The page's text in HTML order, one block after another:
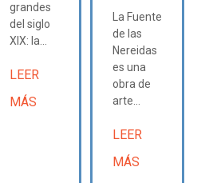
grandes
del siglo
XIX: la...
LEER
MÁS
La Fuente
de las
Nereidas
es una
obra de
arte...
LEER
MÁS